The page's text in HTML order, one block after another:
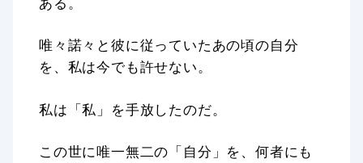
唯々諾々と彼に従っていたあの頃の自分
を、私は今でも許せない。
私は「私」を手放したのだ。
この世に唯一無二の「自分」を、何者にも